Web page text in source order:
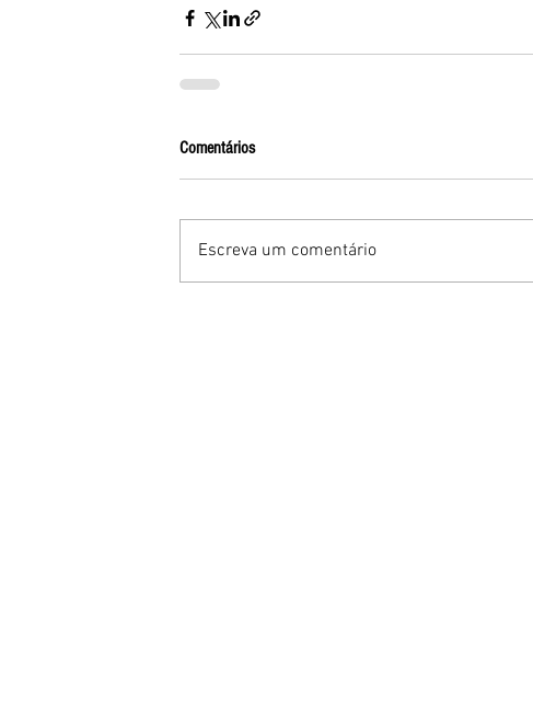
Comentários
Escreva um comentário